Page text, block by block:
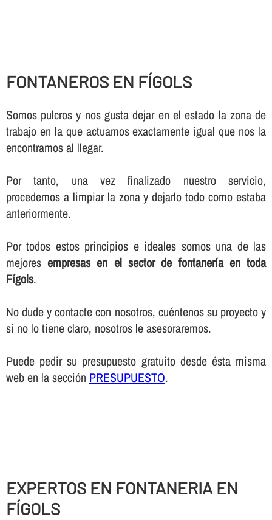
FONTANEROS EN FÍGOLS
Somos pulcros y nos gusta dejar en el estado la zona de
trabajo en la que actuamos exactamente igual que nos la
encontramos al llegar.
Por tanto, una vez finalizado nuestro servicio,
procedemos a limpiar la zona y dejarlo todo como estaba
anteriormente.
Por todos estos principios e ideales somos una de las
mejoresempresas en el sector de fontanerí­a en toda
Fígols.
No dude y contacte con nosotros, cuéntenos su proyecto y
si no lo tiene claro, nosotros le asesoraremos.
Puede pedir su presupuesto gratuito desde ésta misma
web en la sección PRESUPUESTO.
EXPERTOS EN FONTANERIA EN
FÍGOLS